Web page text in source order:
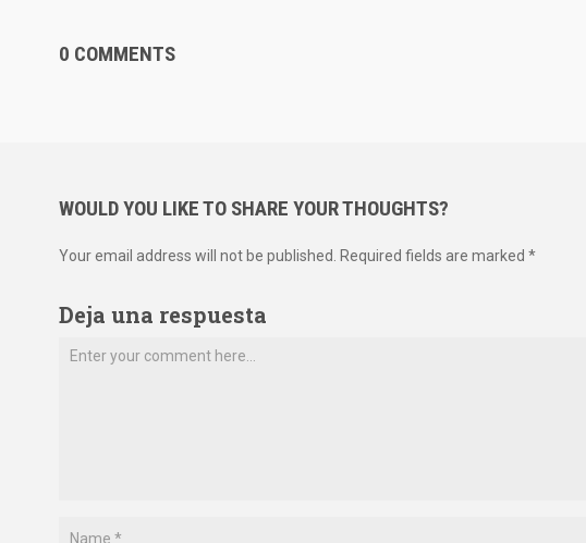
0 COMMENTS
WOULD YOU LIKE TO SHARE YOUR THOUGHTS?
Your email address will not be published. Required fields are marked *
Deja una respuesta